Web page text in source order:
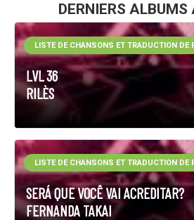
DERNIERS ALBUMS
LVL 36
RILÈS
LISTE DE CHANSONS ET TRADUCTION DE
SERÁ QUE VOCÊ VAI ACREDITAR?
FERNANDA TAKAI
LISTE DE CHANSONS ET TRADUCTION DE